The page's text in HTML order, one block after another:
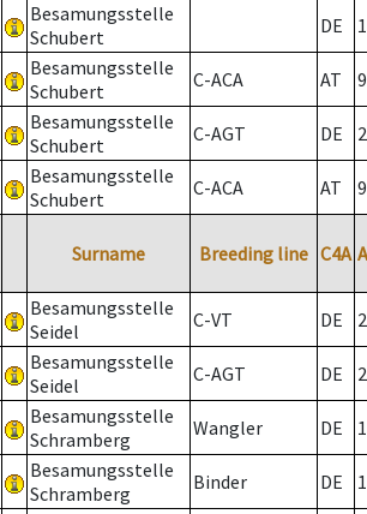
Besamungsstelle
Schubert
DE
Besamungsstelle
Schubert
C-ACA AT
Besamungsstelle
Schubert
C-AGT DE 2
Besamungsstelle
Schubert
C-ACA AT
Surname Breeding line C4A
Besamungsstelle
Seidel
C-VT DE 2
Besamungsstelle
Seidel
C-AGT DE 2
Besamungsstelle
Schramberg
Wangler DE
Besamungsstelle
Schramberg
Binder DE 1